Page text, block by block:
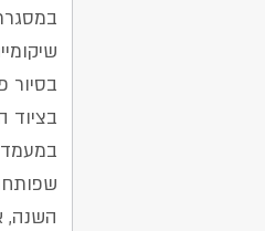
בסיור
בציוד
במעמד
השנה,